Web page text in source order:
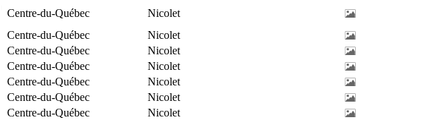
Centre-du-Québec
Nicolet
Centre-du-Québec
Nicolet
Centre-du-Québec
Nicolet
Centre-du-Québec
Nicolet
Centre-du-Québec
Nicolet
Centre-du-Québec
Nicolet
Centre-du-Québec Nicolet